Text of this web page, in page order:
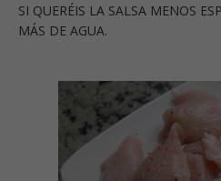
SI QUERÉIS LA SALSA MENOS
MÁS DE AGUA.